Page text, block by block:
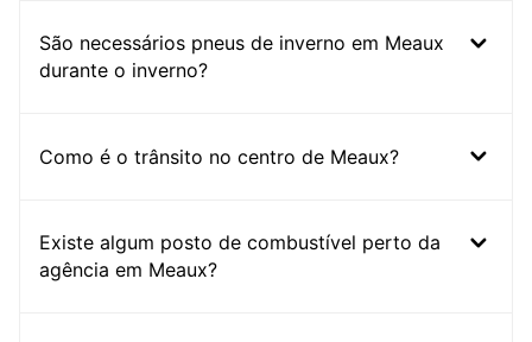
São necessários pneus de inverno em Meaux
durante o inverno?
Como é o trânsito no centro de Meaux?
Existe algum posto de combustível perto da
agência em Meaux?